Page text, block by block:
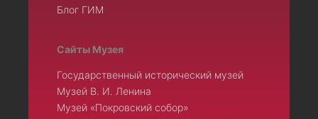
Блог ГИМ
Сайты Музея
Государственный исторический музей
Музей В. И. Ленина
Музей «Покровский собор»